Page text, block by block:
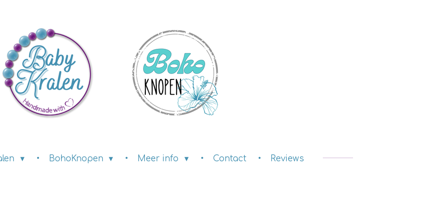
BohoKnopen Meer info Contact Reviews